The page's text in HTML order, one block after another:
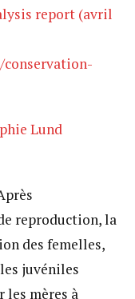
report (avril
Lund
reproduction, la
des femelles,
juvéniles
les mères à